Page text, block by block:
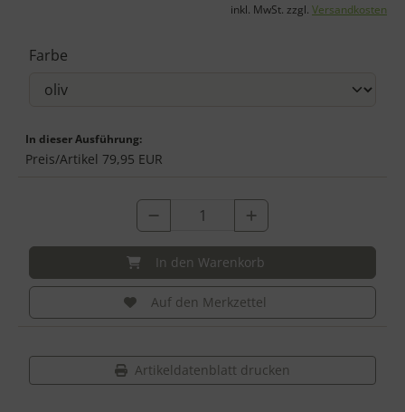
inkl. MwSt. zzgl. Versandkosten
Farbe
In dieser Ausführung:
Preis/Artikel 79,95 EUR
In den Warenkorb
Auf den Merkzettel
Artikeldatenblatt drucken